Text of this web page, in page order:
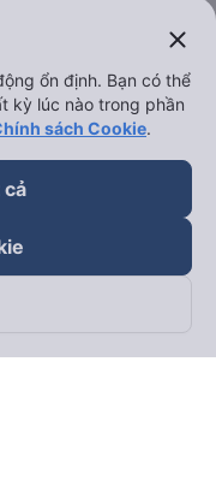
close
ổn định. Bạn có thể
kỳ lúc nào trong phần
sách Cookie.